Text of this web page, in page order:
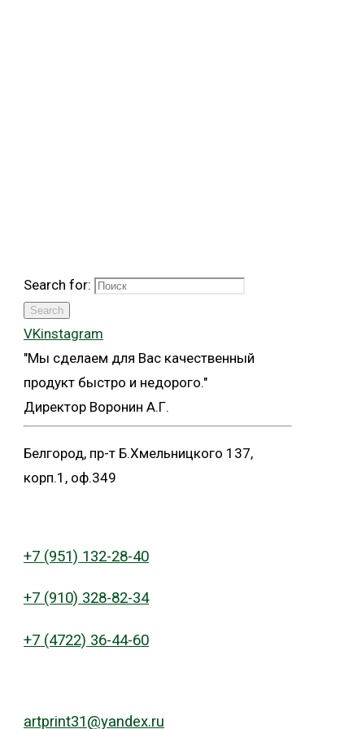
Search for:
Search
VKinstagram
"Мы сделаем для Вас качественный
продукт быстро и недорого."
Директор Воронин А.Г.
Белгород, пр-т Б.Хмельницкого 137,
корп.1, оф.349
+7 (951) 132-28-40
+7 (910) 328-82-34
+7 (4722) 36-44-60
artprint31@yandex.ru